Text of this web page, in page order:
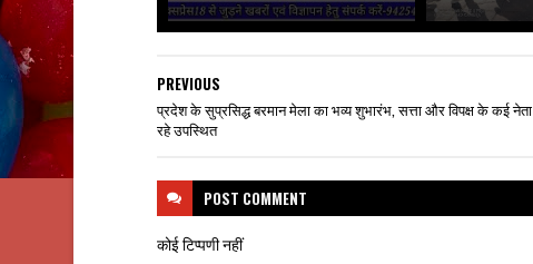
PREVIOUS
प्रदेश के सुप्रसिद्ध बरमान मेला का भव्य शुभारंभ, सत्ता और विपक्ष के कई नेता
रहे उपस्थित
POST COMMENT
कोई टिप्पणी नहीं